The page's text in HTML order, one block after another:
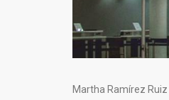
Martha Ramírez Ruiz |